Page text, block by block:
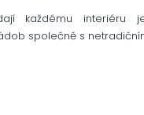
každému interiéru
společně s